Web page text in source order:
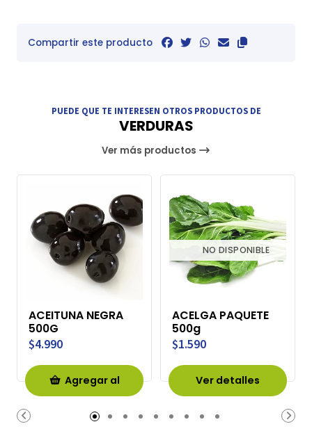
Compartir este producto
PUEDE QUE TE INTERESEN OTROS PRODUCTOS DE
VERDURAS
Ver más productos
ACEITUNA NEGRA
500G
$4.990
Agregar al
Carro
NO DISPONIBLE
ACELGA PAQUETE
500g
$1.590
Ver detalles